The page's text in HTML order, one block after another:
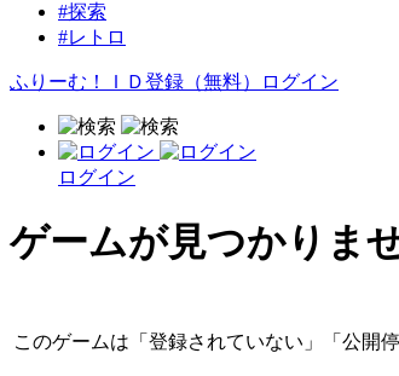
#探索
#レトロ
ふりーむ！ＩＤ登録（無料） ログイン
ログイン
ゲームが見つかりま
このゲームは「登録されていない」「公開